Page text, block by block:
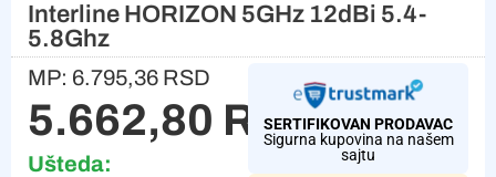
Interline HORIZON 5GHz 12dBi 5.4-
5.8Ghz
MP: 6.795,36 RSD
5.662,80 RSD
Ušteda:
SERTIFIKOVAN PRODAVAC
Sigurna kupovina na našem
sajtu